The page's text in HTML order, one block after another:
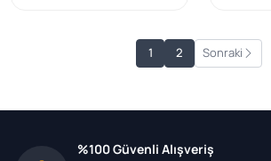
1 2 Sonraki
%100 Güvenli Alışveriş